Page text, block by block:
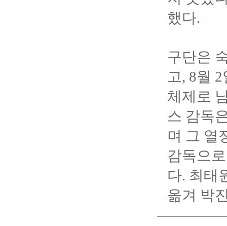
했다.
구단은
고, 8월
체제로
스 감독
며 그 열
감독으
다. 최태
옮겨 박